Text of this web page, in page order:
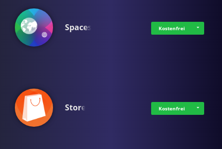
Spaces Kostenfrei
Store Kostenfrei